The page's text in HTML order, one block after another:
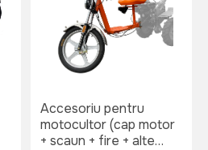
Accesoriu pentru
motocultor (cap motor
+ scaun + fire + alte